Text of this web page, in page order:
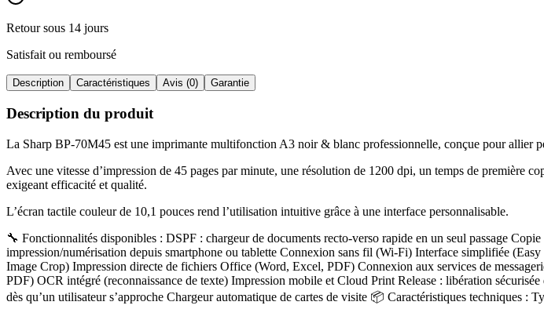
Retour sous 14 jours
Satisfait ou remboursé
Description Caractéristiques Avis (0) Garantie
Description du produit
La Sharp BP-70M45 est une imprimante multifonction A3 noir & blanc professionnelle, conçue pour allier
Avec une vitesse d’impression de 45 pages par minute, une résolution de 1200 dpi, un temps de première
exigeant efficacité et qualité.
L’écran tactile couleur de 10,1 pouces rend l’utilisation intuitive grâce à une interface personnalisable.
🔧 Fonctionnalités disponibles : DSPF : chargeur de documents recto-verso rapide en un seul passage
impression/numérisation depuis smartphone ou tablette Connexion sans fil (Wi-Fi) Interface simplifiée
Image Crop) Impression directe de fichiers Office (Word, Excel, PDF) Connexion aux services de
PDF) OCR intégré (reconnaissance de texte) Impression mobile et Cloud Print Release : libération
dès qu’un utilisateur s’approche Chargeur automatique de cartes de visite 📦 Caractéristiques